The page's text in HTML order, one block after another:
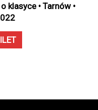
klasyce • Tarnów •